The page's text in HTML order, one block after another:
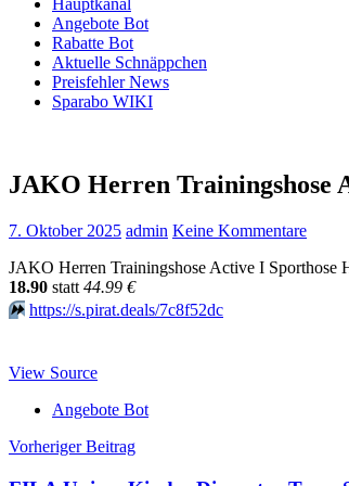
Hauptkanal
Angebote Bot
Rabatte Bot
Aktuelle Schnäppchen
Preisfehler News
Sparabo WIKI
JAKO Herren Trainingshose
7. Oktober 2025 admin Keine Kommentare
JAKO Herren Trainingshose Active I Sporthose
18.90 statt 44.99 €
⏩️ https://s.pirat.deals/7c8f52dc
View Source
Angebote Bot
Beitragsnavigation
Vorheriger Beitrag